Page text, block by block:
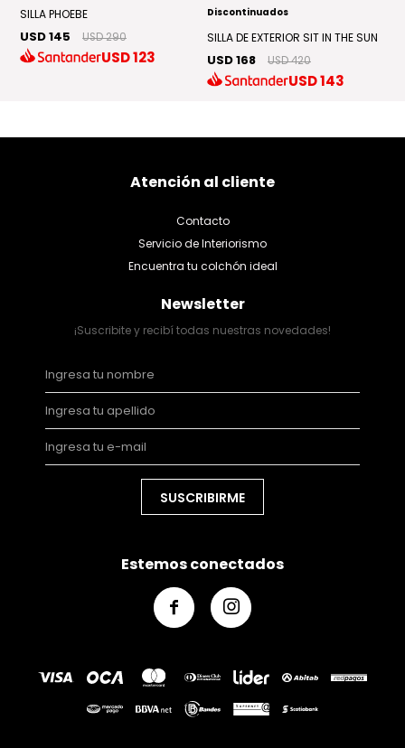
SILLA PHOEBE
USD 145 USD 290
USD123
Discontinuados
SILLA DE EXTERIOR SIT IN THE SUN
USD 168 USD 420
USD143
Atención al cliente
Contacto
Servicio de Interiorismo
Encuentra tu colchón ideal
Newsletter
¡Suscribite y recibí todas nuestras novedades!
SUSCRIBIRME
Estemos conectados
 